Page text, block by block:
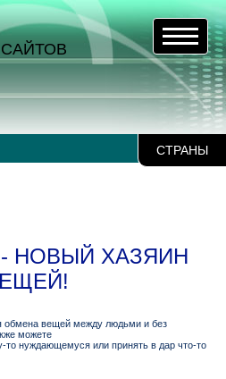
СТРАНЫ
- НОВЫЙ ХАЗЯИН
обмена вещей между людьми и без
можете
нуждающемуся или принять в дар что-то